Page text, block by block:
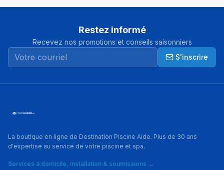
Restez informé
Recevez nos promotions et conseils saisonniers
S'inscrire
La boutique en ligne de Destination Piscine Aide. Plus de 30 ans
d'expertise au service de votre piscine et spa.
Services à domicile, installation & soumissions →